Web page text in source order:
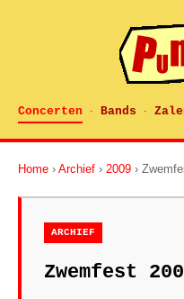
Concerten · Bands ·
Home › Archief › 2009 ›
ARCHIEF
Zwemfest